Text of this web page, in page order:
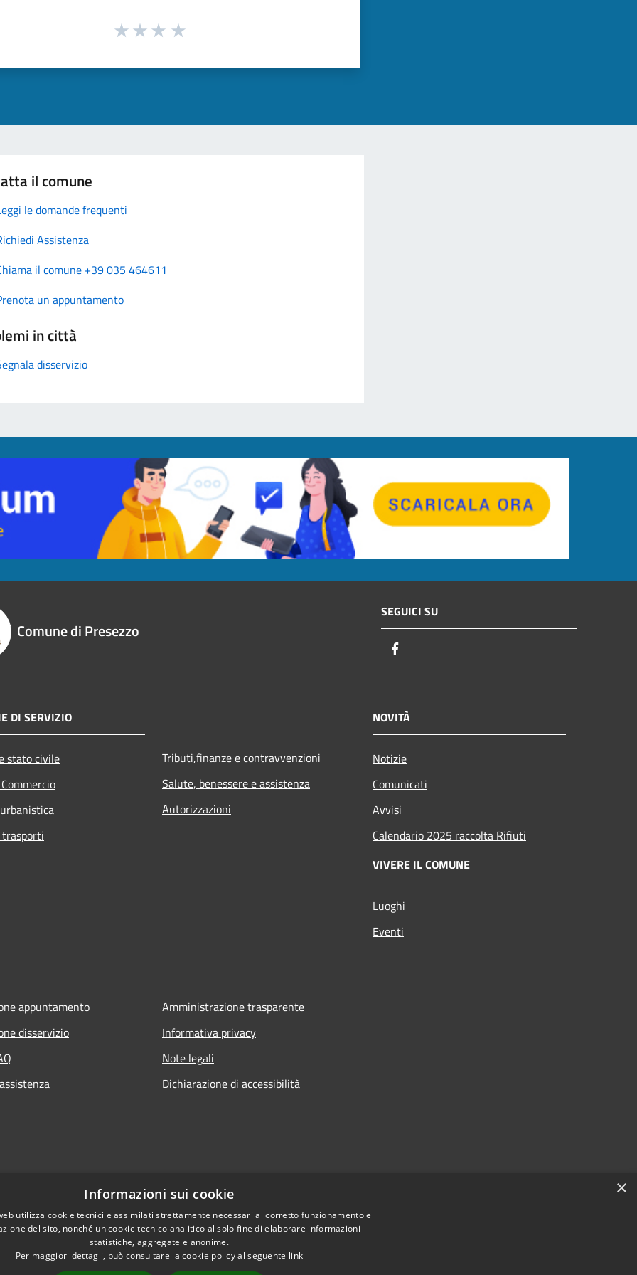
il comune
le domande frequenti
Assistenza
il comune +39 035 464611
un appuntamento
in città
disservizio
Comune di Presezzo
SEGUICI SU
DI SERVIZIO
stato civile
Tributi,finanze e contravvenzioni
Salute, benessere e assistenza
Autorizzazioni
NOVITÀ
Notizie
Comunicati
Avvisi
Calendario 2025 raccolta Rifiuti
VIVERE IL COMUNE
Luoghi
Eventi
appuntamento
disservizio
Amministrazione trasparente
Informativa privacy
Note legali
Dichiarazione di accessibilità
×
Informazioni sui cookie
utilizza cookie tecnici e assimilati strettamente necessari al corretto funzionamento e
del sito, nonché un cookie tecnico analitico al solo fine di elaborare informazioni
statistiche, aggregate e anonime.
Per maggiori dettagli, può consultare la cookie policy al seguente link